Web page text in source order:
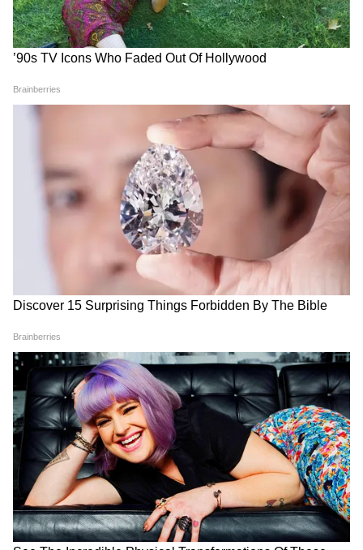
सार्वजनिक रूप से कोई जवाब नहीं दिया है।
CGPSC पेपर लीक: हाई कोर्ट ने
क्यों कहा- हत्या से भी ज्यादा गंभीर
अपराध? पूर्व IAS की जमानत
FCRA बिल, बारिश का कहर, Meta
पर जुर्माना और PoJK विवाद...सुबह
की हर बड़ी अपडेट एक साथ
FCRA बिल का सच: क्या विदेशी चंदे
से बनी NGO की संपत्तियां सरकार
के कब्ज़े में चली जाएंगी?
मौसम अपडेट 7 अगस्त 2026:
झारखंड-बिहार में आज कहां होगी
झमाझम बारिश, जानिए किन जिलों
में गरजेंगे बादल?
LATEST VIDEOS
Rahul Gandhi से मिलीं CJP Protest में
लाठी खाने वाली Muskaan, Delhi Police से
दाग दिया ये सवाल!